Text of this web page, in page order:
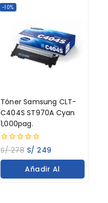
-10%
Tóner Samsung CLT-
C404S ST970A Cyan
1,000pag.
0
out
of
S/278 S/ 249
Añadir Al